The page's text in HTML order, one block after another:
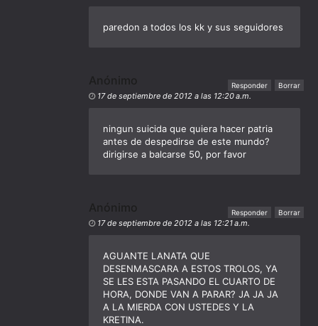
paredon a todos los kk y sus seguidores
Anónimo
17 de septiembre de 2012 a las 12:20 a.m.
ningun suicida que quiera hacer patria
antes de despedirse de este mundo?
dirigirse a balcarse 50, por favor
Responder Borrar
Anónimo
17 de septiembre de 2012 a las 12:21 a.m.
AGUANTE LANATA QUE
DESENMASCARA A ESTOS TROLOS, YA
SE LES ESTA PASANDO EL CUARTO DE
HORA, DONDE VAN A PARAR? JA JA JA
A LA MIERDA CON USTEDES Y LA
KRETINA.
Responder Borrar